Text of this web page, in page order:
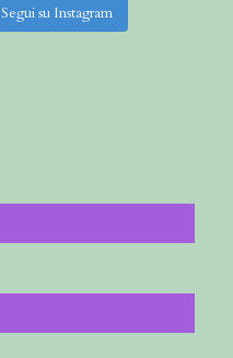
Segui su Instagram